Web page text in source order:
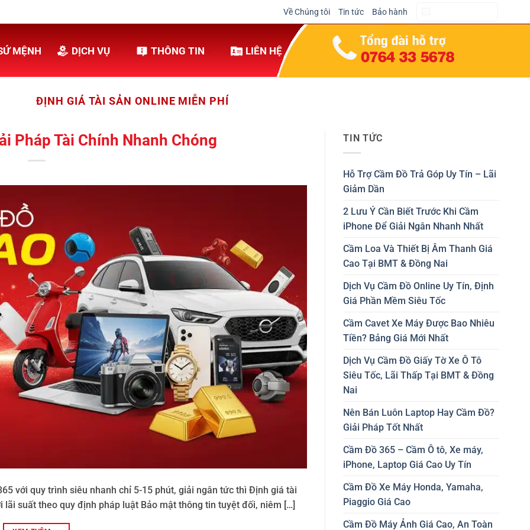
Về Chúng tôi Tin tức Bảo hành
MỆNH DỊCH VỤ THÔNG TIN LIÊN HỆ
ĐỊNH GIÁ TÀI SẢN ONLINE MIỄN PHÍ
Pháp Tài Chính Nhanh Chóng
với quy trình siêu nhanh chỉ 5-15 phút, giải ngân tức thì Định giá tài
suất theo quy định pháp luật Bảo mật thông tin tuyệt đối, niêm […]
TIN TỨC
Hỗ Trợ Cầm Đồ Trả Góp Uy Tín – Lãi
Giảm Dần
2 Lưu Ý Cần Biết Trước Khi Cầm
iPhone Để Giải Ngân Nhanh Nhất
Cầm Loa Và Thiết Bị Âm Thanh Giá
Cao Tại BMT & Đồng Nai
Dịch Vụ Cầm Đồ Online Uy Tín, Định
Giá Phần Mềm Siêu Tốc
Cầm Cavet Xe Máy Được Bao Nhiêu
Tiền? Bảng Giá Mới Nhất
Dịch Vụ Cầm Đồ Giấy Tờ Xe Ô Tô
Siêu Tốc, Lãi Thấp Tại BMT & Đồng
Nai
Nên Bán Luôn Laptop Hay Cầm Đồ?
Giải Pháp Tốt Nhất
Cầm Đồ 365 – Cầm Ô tô, Xe máy,
iPhone, Laptop Giá Cao Uy Tín
Cầm Đồ Xe Máy Honda, Yamaha,
Piaggio Giá Cao
Cầm Đồ Máy Ảnh Giá Cao, An Toàn